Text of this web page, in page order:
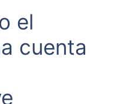
el
cuenta